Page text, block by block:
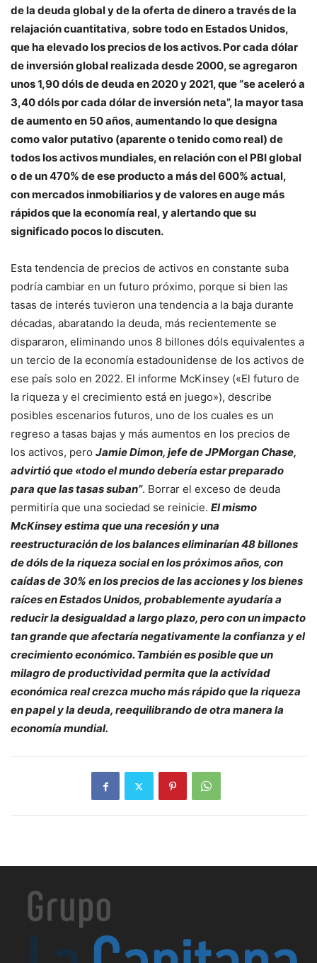
de la deuda global y de la oferta de dinero a través de la
relajación cuantitativa, sobre todo en Estados Unidos,
que ha elevado los precios de los activos. Por cada dólar
de inversión global realizada desde 2000, se agregaron
unos 1,90 dóls de deuda en 2020 y 2021, que “se aceleró a
3,40 dóls por cada dólar de inversión neta”, la mayor tasa
de aumento en 50 años, aumentando lo que designa
como valor putativo (aparente o tenido como real) de
todos los activos mundiales, en relación con el PBI global
o de un 470% de ese producto a más del 600% actual,
con mercados inmobiliarios y de valores en auge más
rápidos que la economía real, y alertando que su
significado pocos lo discuten.
Esta tendencia de precios de activos en constante suba
podría cambiar en un futuro próximo, porque si bien las
tasas de interés tuvieron una tendencia a la baja durante
décadas, abaratando la deuda, más recientemente se
dispararon, eliminando unos 8 billones dóls equivalentes a
un tercio de la economía estadounidense de los activos de
ese país solo en 2022. El informe McKinsey («El futuro de
la riqueza y el crecimiento está en juego»), describe
posibles escenarios futuros, uno de los cuales es un
regreso a tasas bajas y más aumentos en los precios de
los activos, pero Jamie Dimon, jefe de JPMorgan Chase,
advirtió que «todo el mundo debería estar preparado
para que las tasas suban”. Borrar el exceso de deuda
permitiría que una sociedad se reinicie. El mismo
McKinsey estima que una recesión y una
reestructuración de los balances eliminarían 48 billones
de dóls de la riqueza social en los próximos años, con
caídas de 30% en los precios de las acciones y los bienes
raíces en Estados Unidos, probablemente ayudaría a
reducir la desigualdad a largo plazo, pero con un impacto
tan grande que afectaría negativamente la confianza y el
crecimiento económico. También es posible que un
milagro de productividad permita que la actividad
económica real crezca mucho más rápido que la riqueza
en papel y la deuda, reequilibrando de otra manera la
economía mundial.